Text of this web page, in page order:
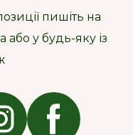
пишіть на
у будь-яку із